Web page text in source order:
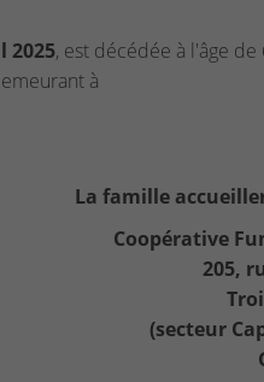
2025, est décédée à l'âge de
à
La famille
Coopérative
205,
(secteur